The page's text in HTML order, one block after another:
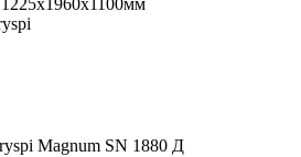
Magnum SN 1880 Д